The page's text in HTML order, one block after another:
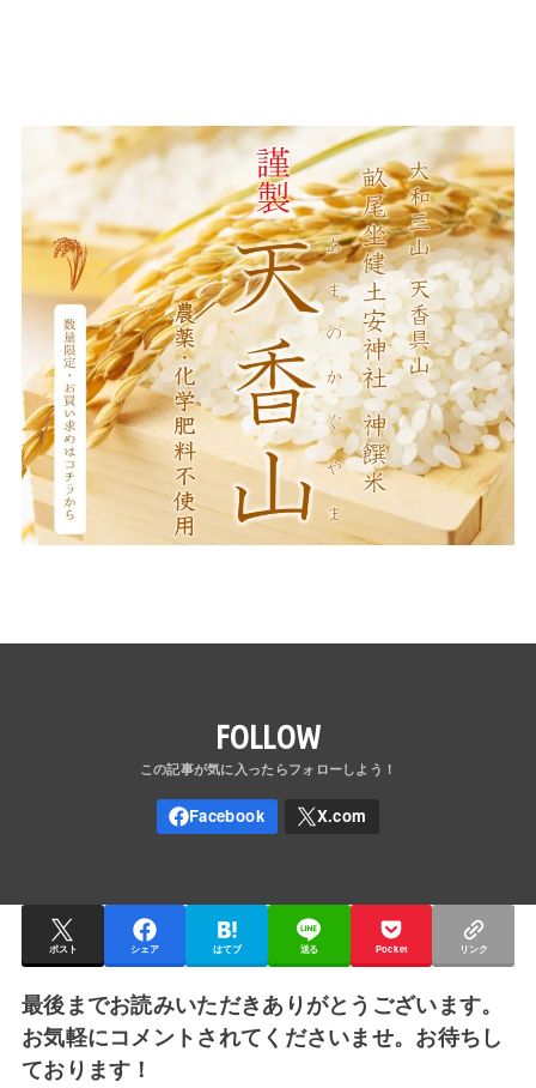
FOLLOW
ポスト シェア はてブ 送る Pocket リンク
最後までお読みいただきありがとうございます。
お気軽にコメントされてくださいませ。お待ちし
ております！